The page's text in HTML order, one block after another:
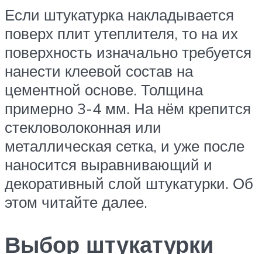
Если штукатурка накладывается
поверх плит утеплителя, то на их
поверхность изначально требуется
нанести клеевой состав на
цементной основе. Толщина
примерно 3-4 мм. На нём крепится
стекловолоконная или
металлическая сетка, и уже после
наносится выравнивающий и
декоративный слой штукатурки. Об
этом читайте далее.
Выбор штукатурки